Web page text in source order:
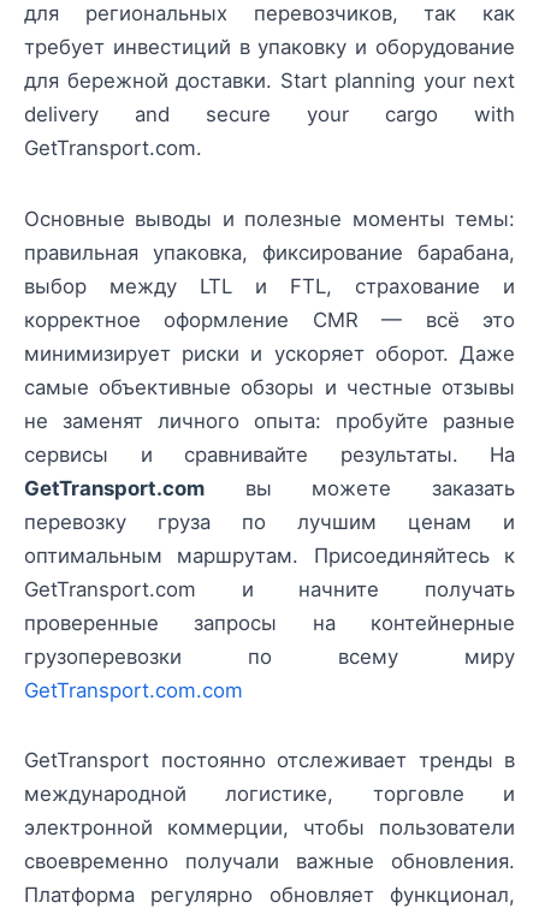
для региональных перевозчиков, так как
требует инвестиций в упаковку и оборудование
для бережной доставки. Start planning your next
delivery and secure your cargo with
GetTransport.com.
Основные выводы и полезные моменты темы:
правильная упаковка, фиксирование барабана,
выбор между LTL и FTL, страхование и
корректное оформление CMR — всё это
минимизирует риски и ускоряет оборот. Даже
самые объективные обзоры и честные отзывы
не заменят личного опыта: пробуйте разные
сервисы и сравнивайте результаты. На
GetTransport.com вы можете заказать
перевозку груза по лучшим ценам и
оптимальным маршрутам. Присоединяйтесь к
GetTransport.com и начните получать
проверенные запросы на контейнерные
грузоперевозки по всему миру
GetTransport.com.com
GetTransport постоянно отслеживает тренды в
международной логистике, торговле и
электронной коммерции, чтобы пользователи
своевременно получали важные обновления.
Платформа регулярно обновляет функционал,